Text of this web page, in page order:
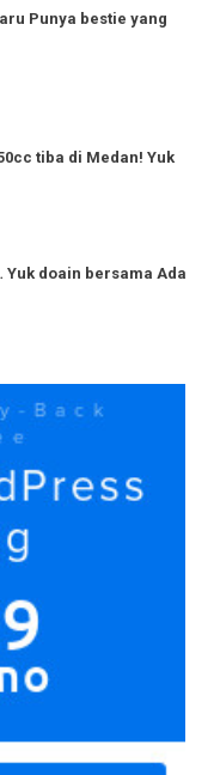
Punya bestie yang
tiba di Medan! Yuk
doain bersama Ada